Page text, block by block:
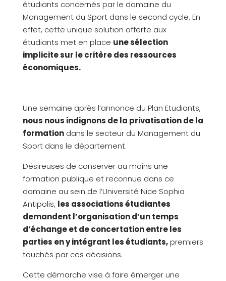
étudiants concernés par le domaine du
Management du Sport dans le second cycle. En
effet, cette unique solution offerte aux
étudiants met en place une sélection
implicite sur le critère des ressources
économiques.
Une semaine après l’annonce du Plan Etudiants,
nous nous indignons de la privatisation de la
formationdans le secteur du Management du
Sport dans le département.
Désireuses de conserver au moins une
formation publique et reconnue dans ce
domaine au sein de l’Université Nice Sophia
Antipolis, les associations étudiantes
demandent l’organisation d’un temps
d’échange et de concertation entre les
parties en y intégrant les étudiants,premiers
touchés par ces décisions.
Cette démarche vise à faire émerger une